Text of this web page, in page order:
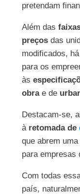
pretendam
Além das
preçosdas
modificados,
para os
às
obrae de
Destacam-se,
à retomada de
que abrem
para empresas
Com todas
país,